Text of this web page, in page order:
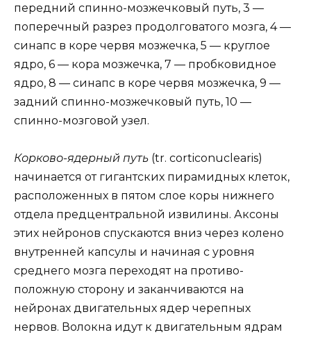
передний спинно-мозжечковый путь, 3 —
поперечный разрез продолговатого мозга, 4 —
синапс в коре червя мозжечка, 5 — круглое
ядро, 6 — кора мозжечка, 7 — пробковидное
ядро, 8 — синапс в коре червя мозжечка, 9 —
задний спинно-мозжечковый путь, 10 —
спинно-мозговой узел.
Корково-ядерный путь (tr. corticonuclearis)
начинается от гигантских пирамидных клеток,
расположенных в пятом слое коры нижнего
отдела предцентральной извилины. Аксоны
этих нейронов спускаются вниз через колено
внутренней капсулы и начиная с уровня
среднего мозга переходят на противо-
положную сторону и заканчиваются на
нейронах двигательных ядер черепных
нервов. Волокна идут к двигательным ядрам